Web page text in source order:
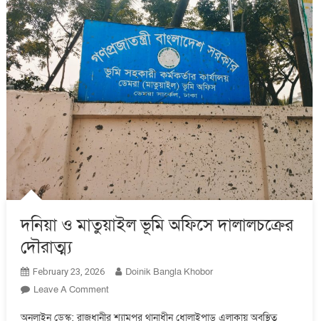
দনিয়া ও মাতুয়াইল ভূমি অফিসে দালালচক্রের
দৌরাত্ম্য
February 23, 2026
Doinik Bangla Khobor
Leave A CommentOn
অনলাইন ডেস্ক: রাজধানীর শ্যামপুর থানাধীন ধোলাইপাড় এলাকায় অবস্থিত